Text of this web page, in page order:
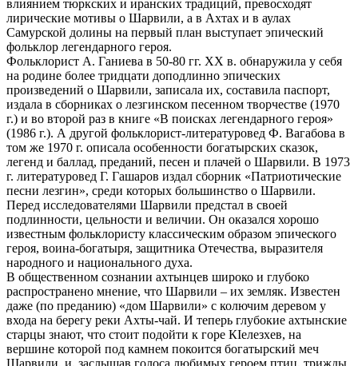
влиянием тюркских и иранских традиций, превосходят
лирические мотивы о Шарвили, а в Ахтах и в аулах
Самурской долины на первый план выступает эпический
фольклор легендарного героя.
Фольклорист А. Ганиева в 50-80 гг. XX в. обнаружила у себя
на родине более тридцати доподлинно эпических
произведений о Шарвили, записала их, составила паспорт,
издала в сборниках о лезгинском песенном творчестве (1970
г.) и во второй раз в книге «В поисках легендарного героя»
(1986 г.). А другой фольклорист-литературовед Ф. Вагабова в
том же 1970 г. описала особенности богатырских сказок,
легенд и баллад, преданий, песен и плачей о Шарвили. В 1973
г. литературовед Г. Гашаров издал сборник «Патриотические
песни лезгин», среди которых большинство о Шарвили.
Перед исследователями Шарвили предстал в своей
подлинности, цельности и величии. Он оказался хорошо
известным фольклористу классическим образом эпического
героя, воина-богатыря, защитника Отечества, выразителя
народного и национального духа.
В общественном сознании ахтынцев широко и глубоко
распространено мнение, что Шарвили – их земляк. Известен
даже (по преданию) «дом Шарвили» с колючим деревом у
входа на берегу реки Ахты-чай. И теперь глубокие ахтынские
старцы знают, что стоит подойти к горе КIелезхев, на
вершине которой под камнем покоится богатырский меч
Шарвили, и, заслышав голоса любимых героем птиц, трижды